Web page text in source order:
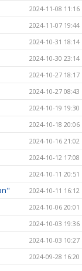
2024-11-08 11:16
2024-11-07 19:44
2024-10-31 18:14
2024-10-30 23:14
2024-10-27 18:17
2024-10-27 08:43
2024-10-19 19:30
2024-10-18 20:06
2024-10-16 21:02
2024-10-12 17:08
2024-10-11 20:51
2024-10-11 16:12
2024-10-06 20:01
2024-10-03 19:36
2024-10-03 10:27
2024-09-28 16:20